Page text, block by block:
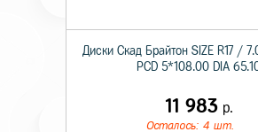
Диски Скад Брайтон SIZE R17 /
PCD 5*108.00 DIA
11 983р.
Осталось: 4 шт.